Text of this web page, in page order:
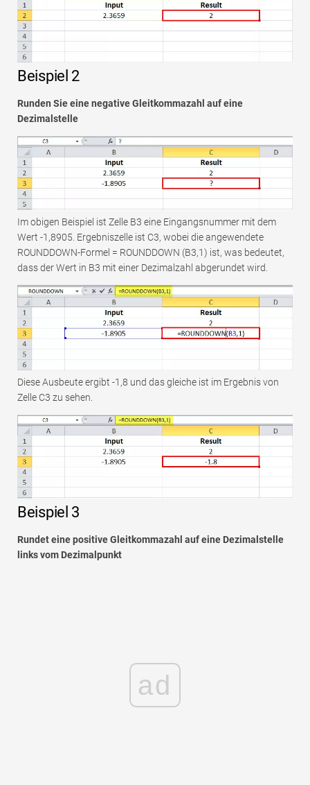
Beispiel 2
Runden Sie eine negative Gleitkommazahl auf eine
Dezimalstelle
Im obigen Beispiel ist Zelle B3 eine Eingangsnummer mit dem
Wert -1,8905. Ergebniszelle ist C3, wobei die angewendete
ROUNDDOWN-Formel = ROUNDDOWN (B3,1) ist, was bedeutet,
dass der Wert in B3 mit einer Dezimalzahl abgerundet wird.
Diese Ausbeute ergibt -1,8 und das gleiche ist im Ergebnis von
Zelle C3 zu sehen.
Beispiel 3
Rundet eine positive Gleitkommazahl auf eine Dezimalstelle
links vom Dezimalpunkt
ad